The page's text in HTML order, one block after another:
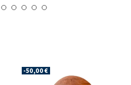
-50,00 €